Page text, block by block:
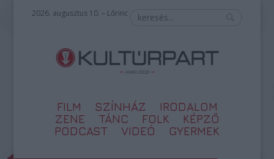
2026. augusztus 10. – Lőrinc
FILM SZÍNHÁZ
IRODALOM
ZENE
TÁNC FOLK
KÉPZŐ
PODCAST
VIDEÓ GYERMEK